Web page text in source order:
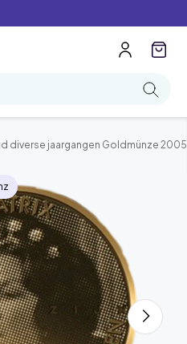
diverse jaargangen Goldmünze 2005